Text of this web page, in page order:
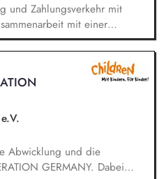
und Zahlungsverkehr mit
mit einer
bei der Erstellung
des Jahresabschlusses,
und -abrechnung,
Unterstützung der
Nutzung von digitalen
Überprüfung der DSGVO.
Abwicklung und die
GERMANY. Dabei